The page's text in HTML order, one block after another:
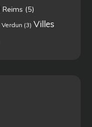
Reims (5)
Verdun (3) Villes